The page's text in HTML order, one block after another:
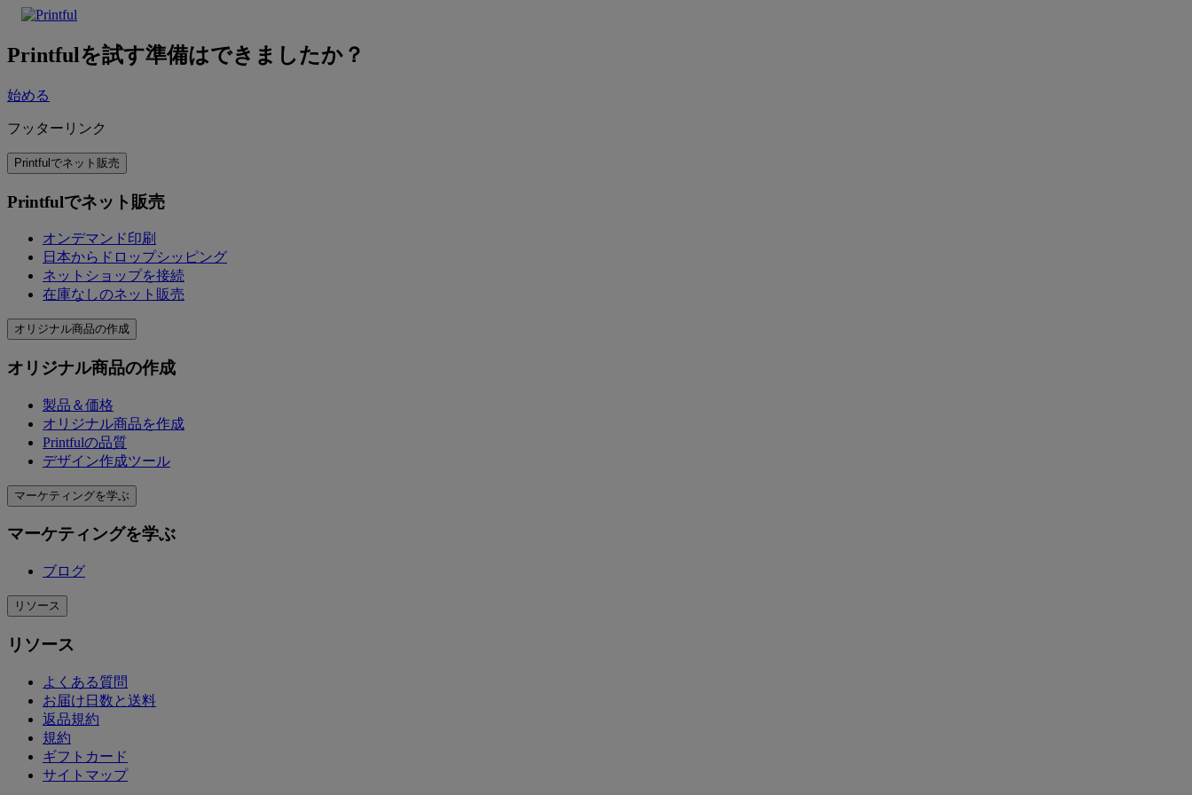
Printfulを試す準備はできましたか？
始める
フッターリンク
Printfulでネット販売
Printfulでネット販売
オンデマンド印刷
日本からドロップシッピング
ネットショップを接続
在庫なしのネット販売
オリジナル商品の作成
オリジナル商品の作成
製品＆価格
オリジナル商品を作成
Printfulの品質
デザイン作成ツール
マーケティングを学ぶ
マーケティングを学ぶ
ブログ
リソース
リソース
よくある質問
お届け日数と送料
返品規約
規約
ギフトカード
サイトマップ